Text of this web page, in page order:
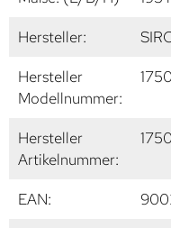
Hersteller:
Hersteller
Modellnummer:
1750
Hersteller
Artikelnummer:
EAN: